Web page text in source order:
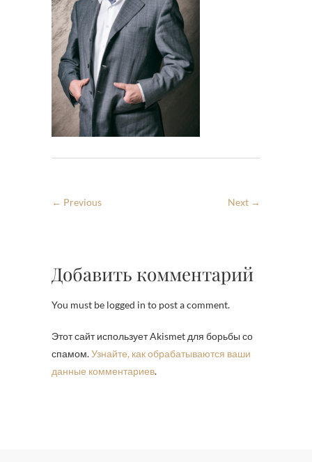
← Previous Next →
Добавить комментарий
You must be logged in to post a comment.
Этот сайт использует Akismet для борьбы со
спамом.Узнайте, как обрабатываются ваши
данные комментариев.